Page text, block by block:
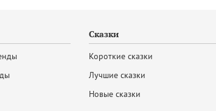
Сказки
Короткие сказки
Лучшие сказки
Новые сказки